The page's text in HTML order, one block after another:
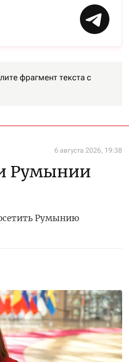
фрагмент текста с
6 августа 2026, 19:38
Румынии
Румынию